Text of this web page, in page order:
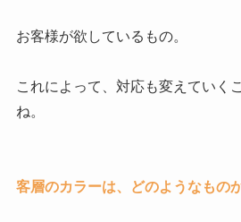
お客様が欲しているもの。
これによって、対応も変えていく
ね。
客層のカラーは、どのようなもの